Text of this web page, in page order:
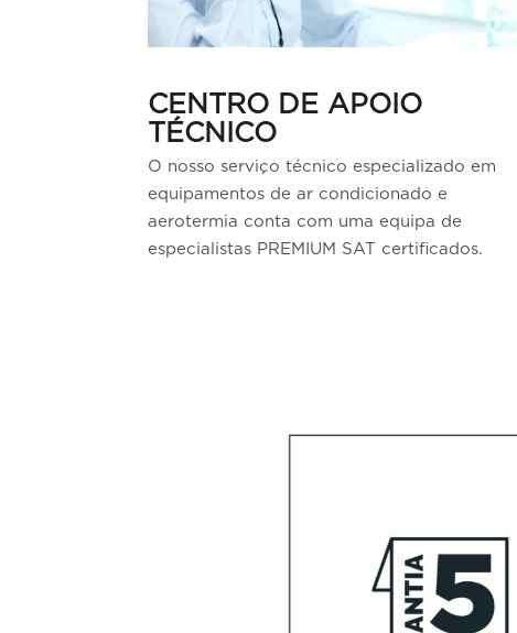
CENTRO DE APOIO
TÉCNICO
O nosso serviço técnico especializado em
equipamentos de ar condicionado e
aerotermia conta com uma equipa de
especialistas PREMIUM SAT certificados.